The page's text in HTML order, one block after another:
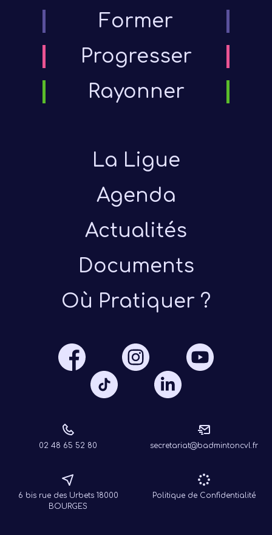
Former
Progresser
Rayonner
La Ligue
Agenda
Actualités
Documents
Où Pratiquer ?
02 48 65 52 80 secretariat@badmintoncvl.fr
6 bis rue des Urbets 18000
BOURGES
Politique de Confidentialité